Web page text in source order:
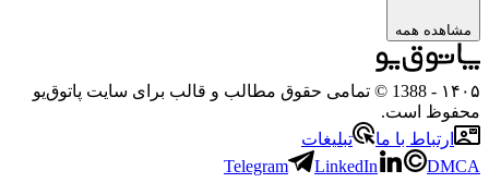
مشاهده همه
۱۴۰۵
- 1388 © تمامی حقوق مطالب و قالب برای سایت پاتوق‌یو
محفوظ است.
ارتباط با ما
تبلیغات
Telegram
LinkedIn DMCA